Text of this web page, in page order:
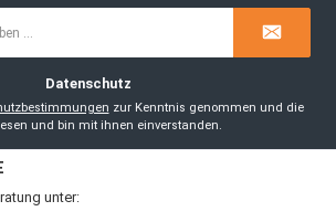
Datenschutz
zur Kenntnis genommen und die
und bin mit ihnen einverstanden.
unter: